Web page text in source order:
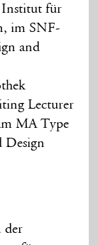
Institut für
im SNF-
and
Lecturer
MA Type
Design
der